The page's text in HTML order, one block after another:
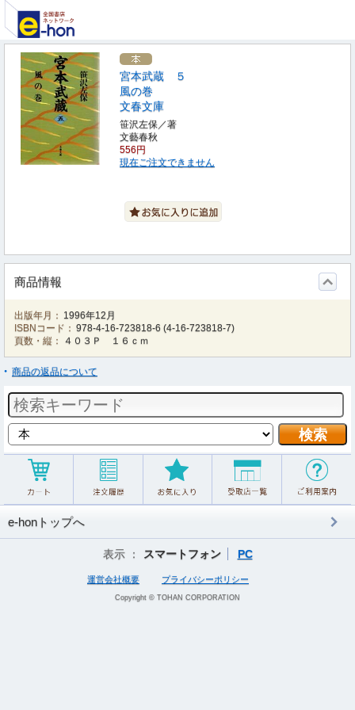
宮本武蔵 ５
風の巻
文春文庫
笹沢左保／著
文藝春秋
556円
現在ご注文できません
商品情報
出版年月： 1996年12月
ISBNコード： 978-4-16-723818-6 (4-16-723818-7)
頁数・縦：
４０３Ｐ １６ｃｍ
商品の返品について
e-honトップへ
表示 ： スマートフォン PC
運営会社概要 プライバシーポリシー
Copyright © TOHAN CORPORATION